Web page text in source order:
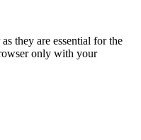
they are essential for the
only with your